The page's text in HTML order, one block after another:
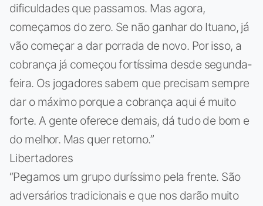
dificuldades que passamos. Mas agora,
começamos do zero. Se não ganhar do Ituano, já
vão começar a dar porrada de novo. Por isso, a
cobrança já começou fortíssima desde segunda-
feira. Os jogadores sabem que precisam sempre
dar o máximo porque a cobrança aqui é muito
forte. A gente oferece demais, dá tudo de bom e
do melhor. Mas quer retorno.”
Libertadores
“Pegamos um grupo duríssimo pela frente. São
adversários tradicionais e que nos darão muito